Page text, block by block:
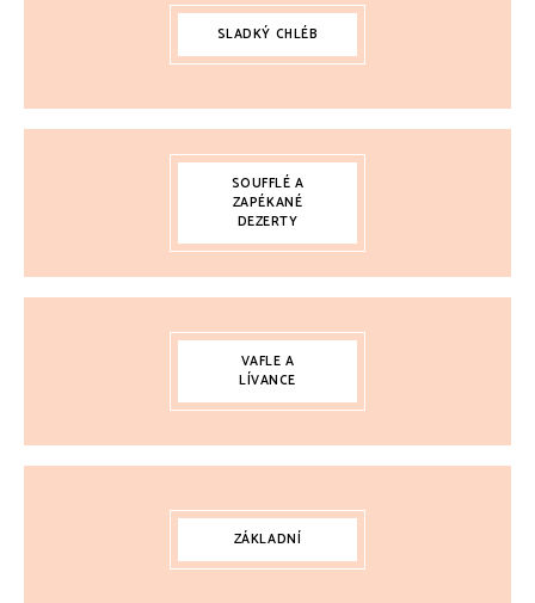
SLADKÝ CHLÉB
SOUFFLÉ A
ZAPÉKANÉ
DEZERTY
VAFLE A
LÍVANCE
ZÁKLADNÍ